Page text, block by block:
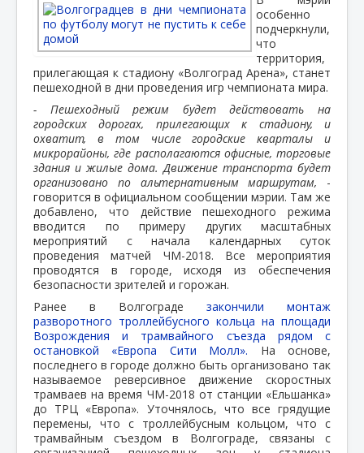
особенно
подчеркнули,
что
территория,
прилегающая к стадиону «Волгоград Арена», станет
пешеходной в дни проведения игр чемпионата мира.
- Пешеходный режим будет действовать на
городских дорогах, прилегающих к стадиону, и
охватит, в том числе городские кварталы и
микрорайоны, где располагаются офисные, торговые
здания и жилые дома. Движение транспорта будет
организовано по альтернативным маршрутам, -
говорится в официальном сообщении мэрии. Там же
добавлено, что действие пешеходного режима
вводится по примеру других масштабных
мероприятий с начала календарных суток
проведения матчей ЧМ-2018. Все мероприятия
проводятся в городе, исходя из обеспечения
безопасности зрителей и горожан.
Ранее в Волгограде закончили монтаж
разворотного троллейбусного кольца на площади
Возрождения и трамвайного съезда рядом с
остановкой «Европа Сити Молл». На основе,
последнего в городе должно быть организовано так
называемое реверсивное движение скоростных
трамваев на время ЧМ-2018 от станции «Ельшанка»
до ТРЦ «Европа». Уточнялось, что все грядущие
перемены, что с троллейбусным кольцом, что с
трамвайным съездом в Волгограде, связаны с